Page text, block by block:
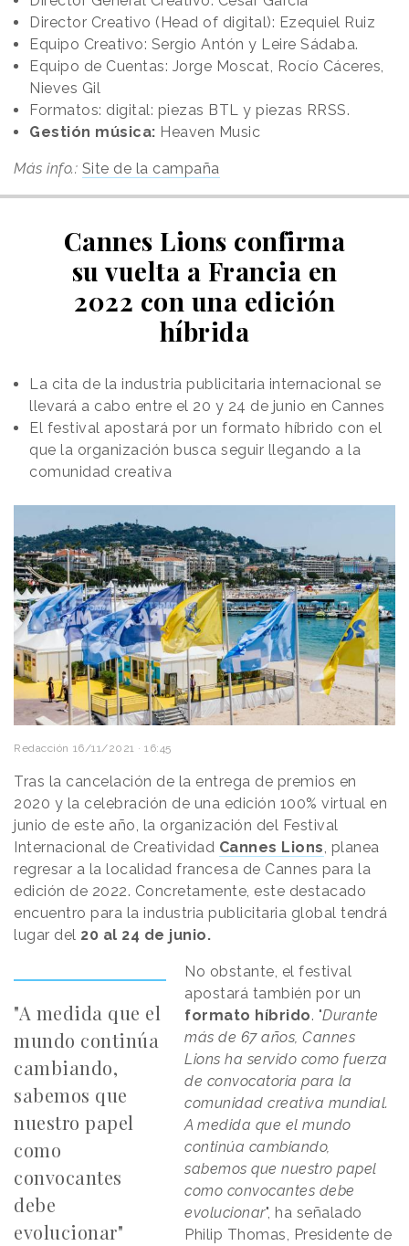
Director Creativo (Head of digital): Ezequiel Ruiz
Equipo Creativo: Sergio Antón y Leire Sádaba.
Equipo de Cuentas: Jorge Moscat, Rocío Cáceres,
Nieves Gil
Formatos: digital: piezas BTL y piezas RRSS.
Gestión música: Heaven Music
Más info.: Site de la campaña
Cannes Lions confirma
su vuelta a Francia en
2022 con una edición
híbrida
La cita de la industria publicitaria internacional se
llevará a cabo entre el 20 y 24 de junio en Cannes
El festival apostará por un formato híbrido con el
que la organización busca seguir llegando a la
comunidad creativa
Redacción 16/11/2021 · 16:45
Tras la cancelación de la entrega de premios en
2020 y la celebración de una edición 100% virtual en
junio de este año, la organización del Festival
Internacional de Creatividad Cannes Lions , planea
regresar a la localidad francesa de Cannes para la
edición de 2022. Concretamente, este destacado
encuentro para la industria publicitaria global tendrá
lugar del 20 al 24 de junio.
"A medida que el
mundo continúa
cambiando,
sabemos que
nuestro papel
como
convocantes
debe
evolucionar"
No obstante, el festival
apostará también por un
formato híbrido. "Durante
más de 67 años, Cannes
Lions ha servido como fuerza
de convocatoria para la
comunidad creativa mundial.
A medida que el mundo
continúa cambiando,
sabemos que nuestro papel
como convocantes debe
evolucionar", ha señalado
Philip Thomas, Presidente de